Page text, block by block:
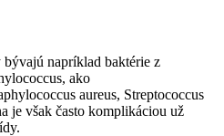
napríklad baktérie z
ako
aureus, Streptococcus
je však často komplikáciou už